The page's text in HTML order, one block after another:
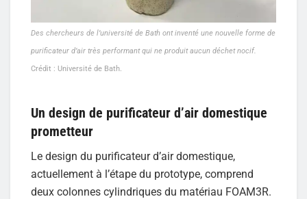
Des chercheurs de l’université de Bath ont inventé une nouvelle forme de
purificateur d’air très performant qui ne produit aucun déchet nocif.
Crédit : Université de Bath.
Un design de purificateur d’air domestique
prometteur
Le design du purificateur d’air domestique,
actuellement à l’étape du prototype, comprend
deux colonnes cylindriques du matériau FOAM3R.